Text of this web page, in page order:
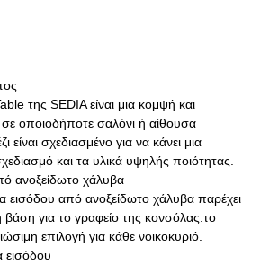
της SEDIA είναι μια κομψή και
οποιοδήποτε σαλόνι ή αίθουσα
είναι σχεδιασμένο για να κάνει μια
και τα υλικά υψηλής ποιότητας.
ανοξείδωτο χάλυβα
εισόδου από ανοξείδωτο χάλυβα παρέχει
βάση για το γραφείο της κονσόλας.το
επιλογή για κάθε νοικοκυριό.